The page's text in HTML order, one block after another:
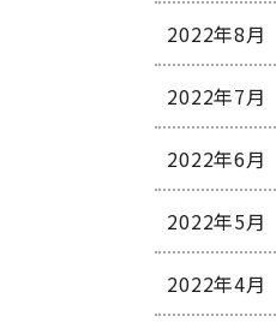
2022年8月
2022年7月
2022年6月
2022年5月
2022年4月